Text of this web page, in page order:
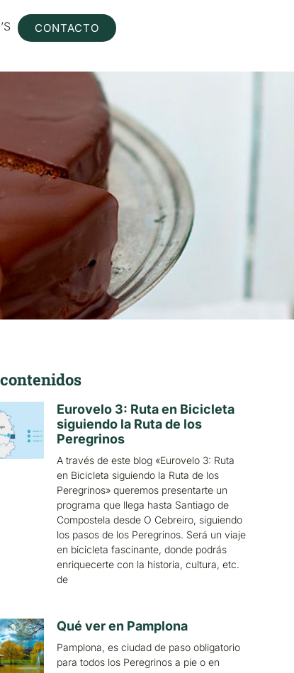
CONTACTO
Eurovelo 3: Ruta en Bicicleta
siguiendo la Ruta de los
Peregrinos
A través de este blog «Eurovelo 3: Ruta
en Bicicleta siguiendo la Ruta de los
Peregrinos» queremos presentarte un
programa que llega hasta Santiago de
Compostela desde O Cebreiro, siguiendo
los pasos de los Peregrinos. Será un viaje
en bicicleta fascinante, donde podrás
enriquecerte con la historia, cultura, etc.
de
Qué ver en Pamplona
Pamplona, es ciudad de paso obligatorio
para todos los Peregrinos a pie o en